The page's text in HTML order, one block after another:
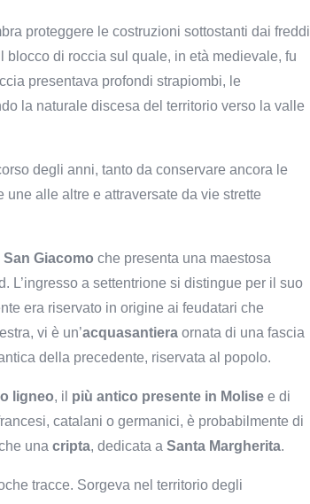
proteggere le costruzioni sottostanti dai freddi
di roccia sul quale, in età medievale, fu
presentava profondi strapiombi, le
la naturale discesa del territorio verso la valle
degli anni, tanto da conservare ancora le
alle altre e attraversate da vie strette
Giacomo che presenta una maestosa
L’ingresso a settentrione si distingue per il suo
era riservato in origine ai feudatari che
vi è un’acquasantiera ornata di una fascia
della precedente, riservata al popolo.
ligneo, il più antico presente in Molise e di
catalani o germanici, è probabilmente di
una cripta, dedicata a Santa Margherita.
tracce. Sorgeva nel territorio degli